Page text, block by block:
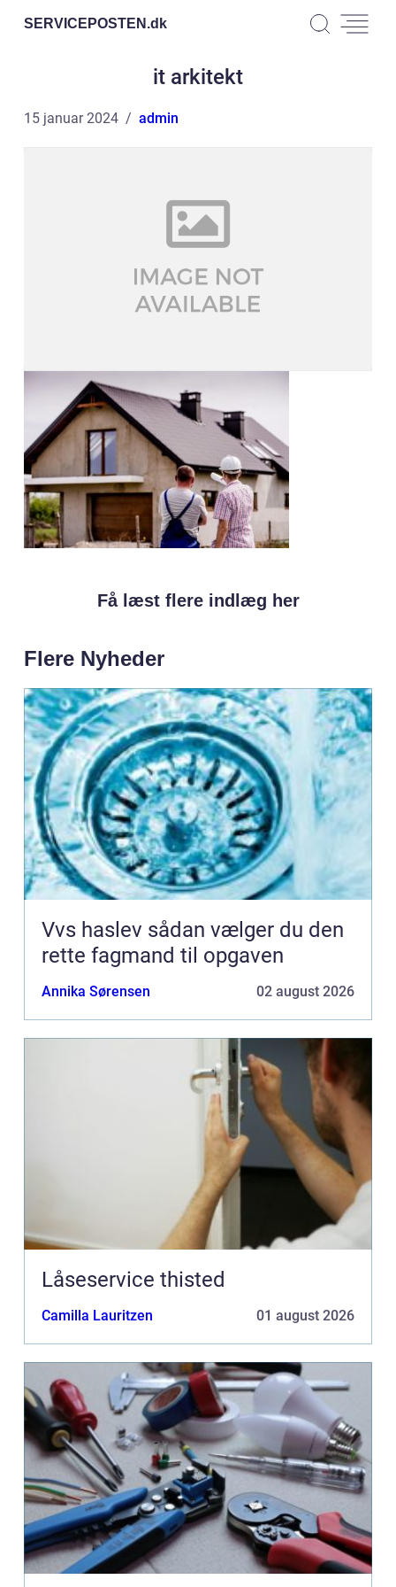
SERVICEPOSTEN.dk
it arkitekt
15 januar 2024 admin
Få læst flere indlæg her
Flere Nyheder
Vvs haslev sådan vælger du den
rette fagmand til opgaven
Annika Sørensen 02 august 2026
Låseservice thisted
Camilla Lauritzen 01 august 2026